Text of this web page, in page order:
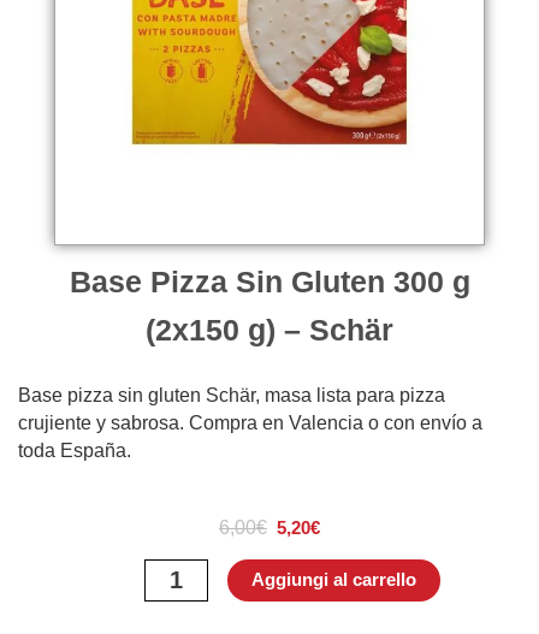
Base Pizza Sin Gluten 300 g
(2x150 g) – Schär
Base pizza sin gluten Schär, masa lista para pizza
crujiente y sabrosa. Compra en Valencia o con envío a
toda España.
6,00€ prezzo
originale
era:
6,00€.
5,20€prezzo
attuale
è:
5,20€.
Aggiungi al carrello